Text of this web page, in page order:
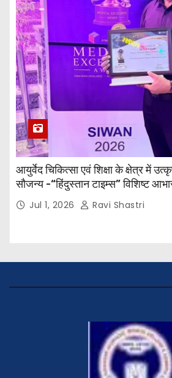
आयुर्वेद चिकित्सा एवं शिक्षा के क्षेत्र में
सौजन्य -“हिंदुस्तान टाइम्स” विशिष्ट
विवेक रंजन मैत्रेय (भा०प्र० से०), आरक्षी
(भा०पु०से०) सिविल सर्जन, सिवान एवं
Jul 1, 2026 Ravi Shastri